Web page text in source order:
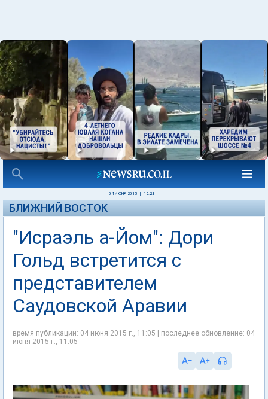
04 ИЮНЯ 2015 15:21
БЛИЖНИЙ ВОСТОК
"Исраэль а-Йом": Дори
Гольд встретится с
представителем
Саудовской Аравии
время публикации: 04 июня 2015 г., 11:05 | последнее обновление: 04
июня 2015 г., 11:05